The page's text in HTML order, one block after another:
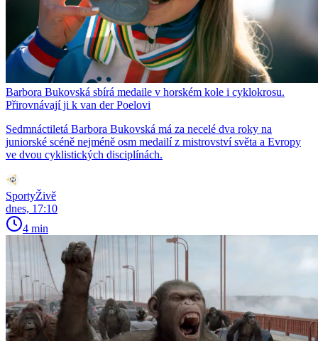
Barbora Bukovská sbírá medaile v horském kole i cyklokrosu.
Přirovnávají ji k van der Poelovi
Sedmnáctiletá Barbora Bukovská má za necelé dva roky na
juniorské scéně nejméně osm medailí z mistrovství světa a Evropy
ve dvou cyklistických disciplínách.
SportyŽivě
dnes, 17:10
4 min